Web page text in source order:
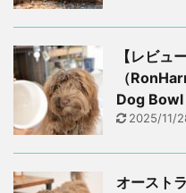
【レビュ
（
Dog Bowl
2025/11/
オースト